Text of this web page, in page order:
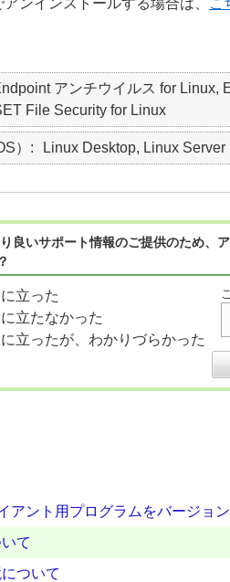
ンインストールする場合は、
こ
アンチウイルス for Linux,
File Security for Linux
） Linux Desktop, Linux Server
り良いサポート情報のご提供のため
立った
立たなかった
立ったが、わかりづらかった
アント用プログラムをバージョ
て
ついて